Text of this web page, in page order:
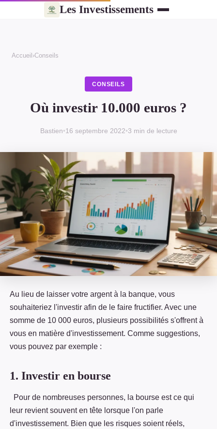
Les Investissements
Accueil ›Conseils
CONSEILS
Où investir 10.000 euros ?
Bastien•16 septembre 2022•3 min de lecture
Au lieu de laisser votre argent à la banque, vous
souhaiteriez l'investir afin de le faire fructifier. Avec une
somme de 10 000 euros, plusieurs possibilités s'offrent à
vous en matière d'investissement. Comme suggestions,
vous pouvez par exemple :
1. Investir en bourse
Pour de nombreuses personnes, la bourse est ce qui
leur revient souvent en tête lorsque l'on parle
d'investissement. Bien que les risques soient réels,